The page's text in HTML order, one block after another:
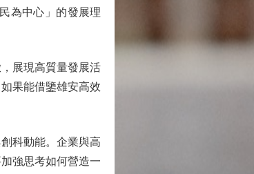
為中心」的發展理
展現高質量發展活
果能借鑒雄安高效
科動能。企業與高
強思考如何營造一